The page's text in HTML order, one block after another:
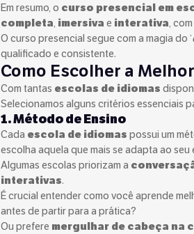
Em resumo, o curso presencial em
completa, imersiva e interativa,
O curso presencial segue com a magia do ‘
qualificado e consistente.
Como Escolher a
Com tantas escolas de idiomas
Selecionamos alguns critérios essenciais
1. Método de Ensino
Cada escola de idiomas possui um
escolha aquela que mais se adapta ao
Algumas escolas priorizam a
interativas.
É crucial entender como você aprende
antes de partir para a prática?
Ou prefere mergulhar de cabeça na